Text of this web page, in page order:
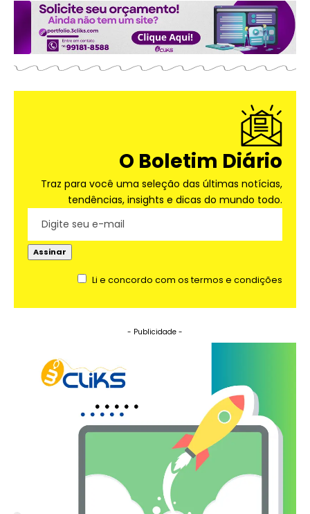
O Boletim Diário
Traz para você uma seleção das últimas notícias,
tendências, insights e dicas do mundo todo.
Li e concordo com os termos e condições
- Publicidade -